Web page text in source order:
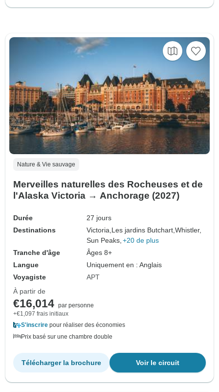
Nature & Vie sauvage
Merveilles naturelles des Rocheuses et de
l'Alaska Victoria → Anchorage (2027)
Durée
27 jours
Destinations
Victoria, Les jardins Butchart,Whistler,
Sun Peaks, +20 de plus
Tranche d'âge
Âges 8+
Langue
Uniquement en : Anglais
Voyagiste
APT
À partir de
€16,014 par personne
+€1,097 frais initiaux
S'inscrire pour réaliser des économies
Prix basé sur une chambre double
Voir le circuit
Télécharger la brochure